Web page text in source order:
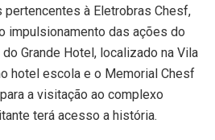
à Eletrobras Chesf,
impulsionamento das ações do
Grande Hotel, localizado na Vila
hotel escola e o Memorial Chesf
a visitação ao complexo
terá acesso a história.